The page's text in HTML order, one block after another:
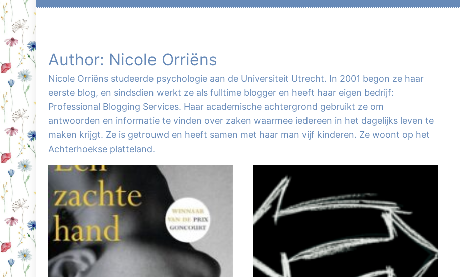
Author: Nicole Orriëns
Nicole Orriëns studeerde psychologie aan de Universiteit Utrecht. In 2001 begon ze haar
eerste blog, en sindsdien werkt ze als fulltime blogger en heeft haar eigen bedrijf:
Professional Blogging Services. Haar academische achtergrond gebruikt ze om
antwoorden en informatie te vinden over zaken waarmee iedereen in het dagelijks leven te
maken krijgt. Ze is getrouwd en heeft samen met haar man vijf kinderen. Ze woont op het
Achterhoekse platteland.